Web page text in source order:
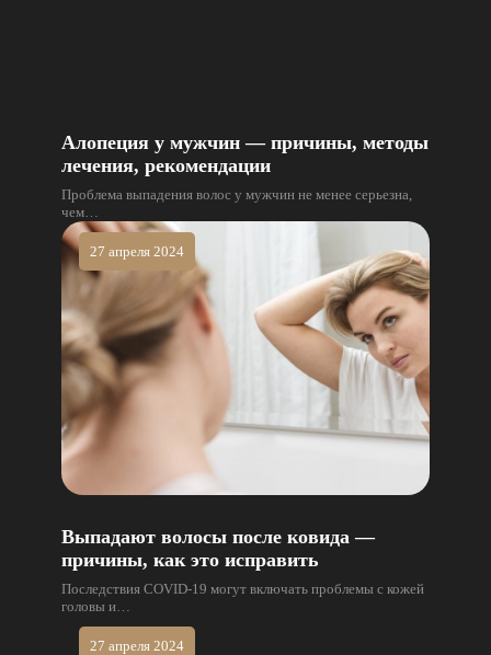
Алопеция у мужчин — причины, методы
лечения, рекомендации
Проблема выпадения волос у мужчин не менее серьезна,
чем…
27 апреля 2024
Выпадают волосы после ковида —
причины, как это исправить
Последствия COVID-19 могут включать проблемы с кожей
головы и…
27 апреля 2024